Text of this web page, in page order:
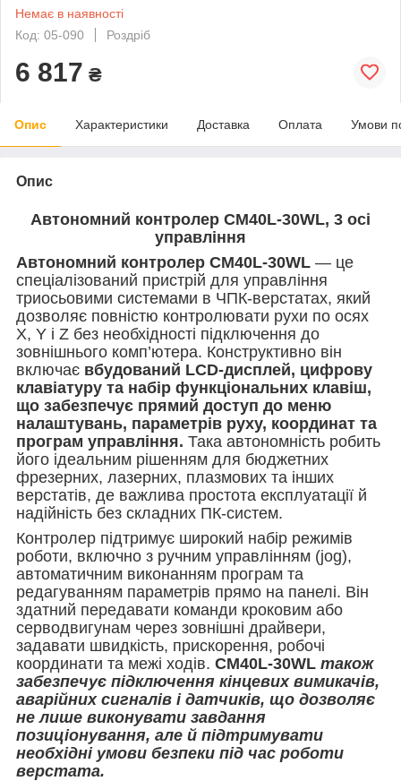
Немає в наявності
Код: 05-090
Роздріб
6 817 ₴
Опис Характеристики Доставка Оплата Умови
Опис
Автономний контролер CM40L-30WL, 3 осі
управління
Автономний контролер CM40L-30WL — це
спеціалізований пристрій для управління
триосьовими системами в ЧПК-верстатах, який
дозволяє повністю контролювати рухи по осях
X, Y і Z без необхідності підключення до
зовнішнього комп’ютера. Конструктивно він
включає вбудований LCD-дисплей, цифрову
клавіатуру та набір функціональних клавіш,
що забезпечує прямий доступ до меню
налаштувань, параметрів руху, координат та
програм управління. Така автономність робить
його ідеальним рішенням для бюджетних
фрезерних, лазерних, плазмових та інших
верстатів, де важлива простота експлуатації й
надійність без складних ПК-систем.
Контролер підтримує широкий набір режимів
роботи, включно з ручним управлінням (jog),
автоматичним виконанням програм та
редагуванням параметрів прямо на панелі. Він
здатний передавати команди кроковим або
серводвигунам через зовнішні драйвери,
задавати швидкість, прискорення, робочі
координати та межі ходів. CM40L-30WL також
забезпечує підключення кінцевих вимикачів,
аварійних сигналів і датчиків, що дозволяє
не лише виконувати завдання
позиціонування, але й підтримувати
необхідні умови безпеки під час роботи
верстата.